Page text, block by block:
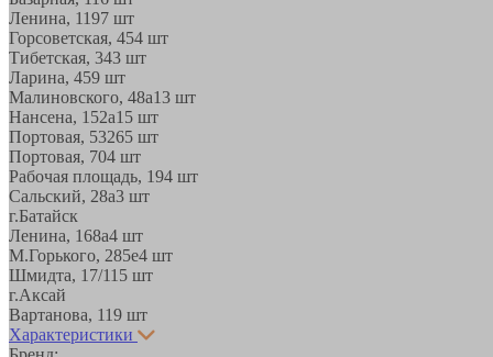
Ленина, 1197 шт
Горсоветская, 454 шт
Тибетская, 343 шт
Ларина, 459 шт
Малиновского, 48а13 шт
Нансена, 152а15 шт
Портовая, 53265 шт
Портовая, 704 шт
Рабочая площадь, 194 шт
Сальский, 28a3 шт
г.Батайск
Ленина, 168а4 шт
М.Горького, 285е4 шт
Шмидта, 17/115 шт
г.Аксай
Вартанова, 119 шт
Характеристики